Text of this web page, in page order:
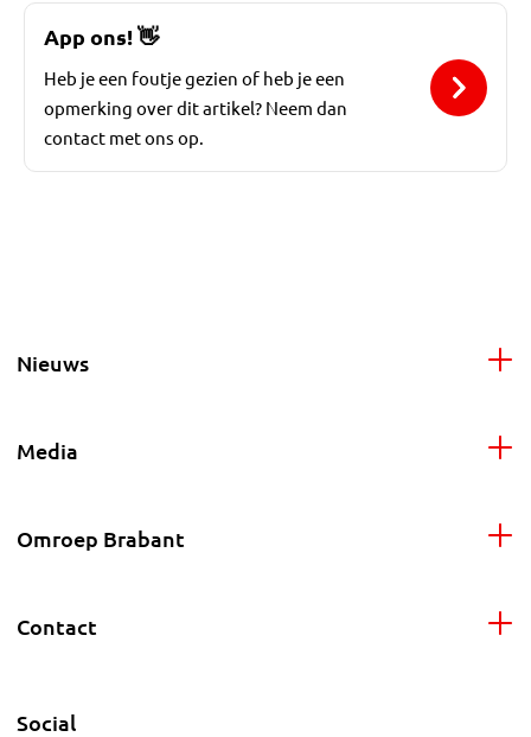
App ons!👋
Heb je een foutje gezien of heb je een
opmerking over dit artikel? Neem dan
contact met ons op.
Nieuws
Media
Omroep Brabant
Contact
Social